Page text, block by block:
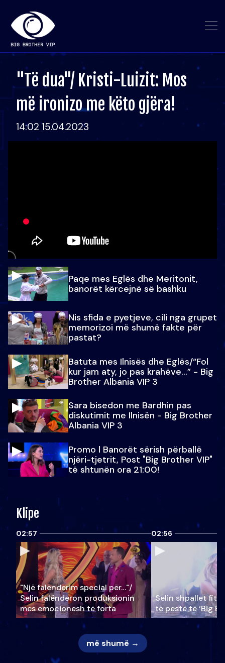
"Të dua"/ Kristi-Luizit: Mos
më ironizo me këto gjëra!
14:02 15.04.2023
Paqe mes Eglës dhe Meritonit,
banorët kërcejnë së bashku
Nis sfida e pyetjeve, cili nga grupet
memorizoi më shumë fakte për
pastat?
Batuta mes Ilnisës dhe Eglës/“Fol
kur jam aty, jo pas krahëve…” - Big
Brother Albania VIP 3
Sara bisedon me Bardhin pas
diskutimit me Ilnisën - Big Brother
Albania VIP 3
Promo l Banorët sërish përballë
njëri-tjetrit, Post "Big Brother VIP"
të shtunën ora 21:00!
Klipe
02:57
"Një falenderim special për…"/
Selin falënderon produksionin
mes emocionesh të forta
02:56
Selin shpallet
të pestë të ‘Big
më shumë →